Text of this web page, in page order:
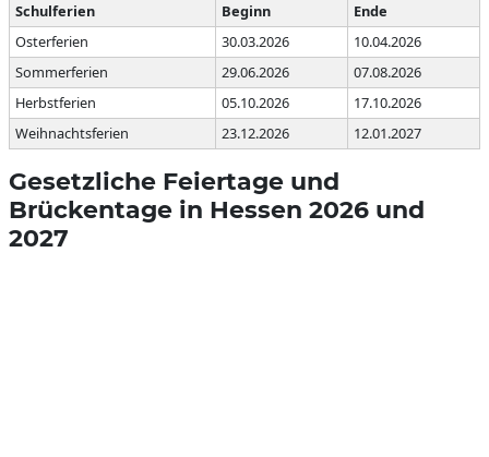
Schulferien Beginn
Ende
Osterferien
30.03.2026
10.04.2026
Sommerferien
29.06.2026
07.08.2026
Herbstferien
05.10.2026
17.10.2026
Weihnachtsferien
23.12.2026 12.01.2027
Gesetzliche Feiertage und
Brückentage in Hessen 2026 und
2027